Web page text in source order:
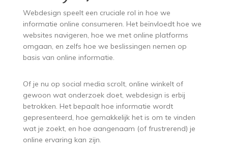
Webdesign speelt een cruciale rol in hoe we
informatie online consumeren. Het beïnvloedt hoe we
websites navigeren, hoe we met online platforms
omgaan, en zelfs hoe we beslissingen nemen op
basis van online informatie.
Of je nu op social media scrolt, online winkelt of
gewoon wat onderzoek doet, webdesign is erbij
betrokken. Het bepaalt hoe informatie wordt
gepresenteerd, hoe gemakkelijk het is om te vinden
wat je zoekt, en hoe aangenaam (of frustrerend) je
online ervaring kan zijn.